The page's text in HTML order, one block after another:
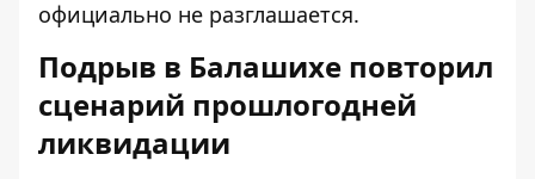
официально не разглашается.
Подрыв в Балашихе повторил
сценарий прошлогодней
ликвидации